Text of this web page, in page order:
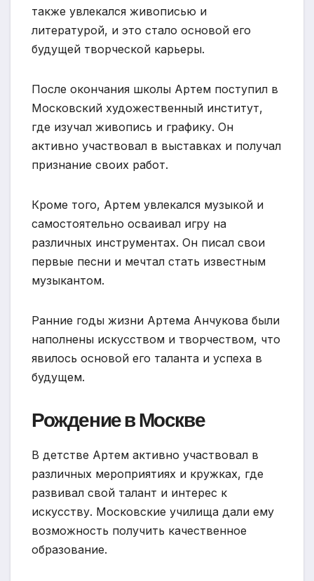
также увлекался живописью и
литературой, и это стало основой его
будущей творческой карьеры.
После окончания школы Артем поступил в
Московский художественный институт,
где изучал живопись и графику. Он
активно участвовал в выставках и получал
признание своих работ.
Кроме того, Артем увлекался музыкой и
самостоятельно осваивал игру на
различных инструментах. Он писал свои
первые песни и мечтал стать известным
музыкантом.
Ранние годы жизни Артема Анчукова были
наполнены искусством и творчеством, что
явилось основой его таланта и успеха в
будущем.
Рождение в Москве
В детстве Артем активно участвовал в
различных мероприятиях и кружках, где
развивал свой талант и интерес к
искусству. Московские училища дали ему
возможность получить качественное
образование.